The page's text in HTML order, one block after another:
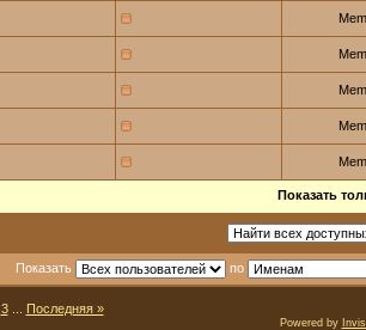
Показать
Показать по
3... Последняя »
Powered by